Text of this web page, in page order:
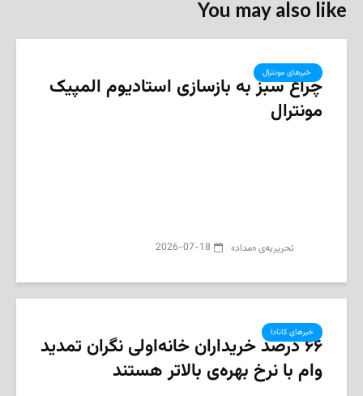
You may also like
‌ خبرهای مونترال
چراغ سبز به بازسازی استادیوم المپیک
مونترال
تحریریه‌ی «مداد» 2026-07-18
خبرهای کانادا
۶۶ درصد خریداران خانه‌اولی نگران تمدید
وام با نرخ بهره‌ی بالاتر هستند